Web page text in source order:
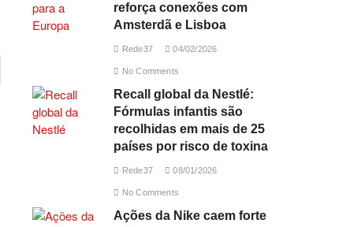
reforça conexões com
Amsterdã e Lisboa
Rede37 04/02/2026
No Comments
Recall global da Nestlé:
Fórmulas infantis são
recolhidas em mais de 25
países por risco de toxina
Rede37 08/01/2026
No Comments
Ações da Nike caem forte